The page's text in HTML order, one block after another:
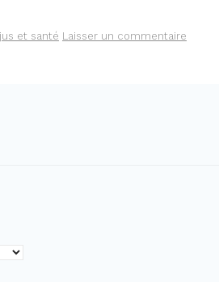
jus et santé Laisser un commentaire